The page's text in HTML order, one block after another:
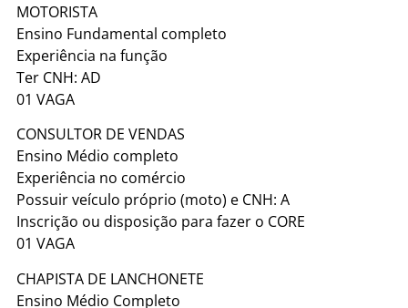
MOTORISTA
Ensino Fundamental completo
Experiência na função
Ter CNH: AD
01 VAGA
CONSULTOR DE VENDAS
Ensino Médio completo
Experiência no comércio
Possuir veículo próprio (moto) e CNH: A
Inscrição ou disposição para fazer o CORE
01 VAGA
CHAPISTA DE LANCHONETE
Ensino Médio Completo